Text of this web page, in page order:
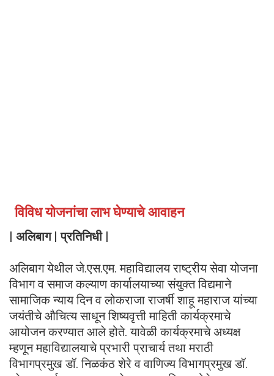
विविध योजनांचा लाभ घेण्याचे आवाहन
| अलिबाग | प्रतिनिधी |
अलिबाग येथील जे.एस.एम. महाविद्यालय राष्ट्रीय सेवा योजना
विभाग व समाज कल्याण कार्यालयाच्या संयुक्त विद्यमाने
सामाजिक न्याय दिन व लोकराजा राजर्षी शाहू महाराज यांच्या
जयंतीचे औचित्य साधून शिष्यवृत्ती माहिती कार्यक्रमाचे
आयोजन करण्यात आले होते. यावेळी कार्यक्रमाचे अध्यक्ष
म्हणून महाविद्यालयाचे प्रभारी प्राचार्य तथा मराठी
विभागप्रमुख डॉ. निळकंठ शेरे व वाणिज्य विभागप्रमुख डॉ.